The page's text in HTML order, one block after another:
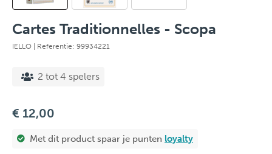
Cartes Traditionnelles - Scopa
IELLO | Referentie: 99934221
2 tot 4 spelers
€ 12,00
Met dit product spaar je punten loyalty